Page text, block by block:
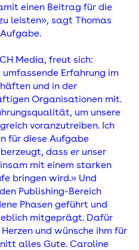
einen Beitrag für die
leisten», sagt Thomas
Media, freut sich:
Erfahrung im
und in der
Organisationen mit.
um unsere
voranzutreiben. Ich
für diese Aufgabe
dass er unser
mit einem starken
bringen wird.» Und
Publishing-Bereich
Phasen geführt und
mitgeprägt. Dafür
und wünsche ihm für
alles Gute. Caroline